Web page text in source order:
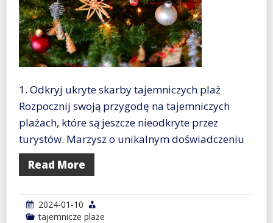
1. Odkryj ukryte skarby tajemniczych plaż
Rozpocznij swoją przygodę na tajemniczych
plażach, które są jeszcze nieodkryte przez
turystów. Marzysz o unikalnym doświadczeniu
Read More
2024-01-10
tajemnicze plaże